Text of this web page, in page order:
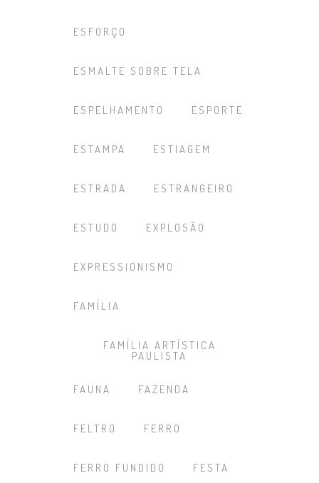
ESFORÇO
ESMALTE SOBRE TELA
ESPELHAMENTO ESPORTE
ESTAMPA ESTIAGEM
ESTRADA ESTRANGEIRO
ESTUDO EXPLOSÃO
EXPRESSIONISMO
FAMÍLIA
FAMÍLIA ARTÍSTICA
PAULISTA
FAUNA FAZENDA
FELTRO FERRO
FERRO FUNDIDO FESTA